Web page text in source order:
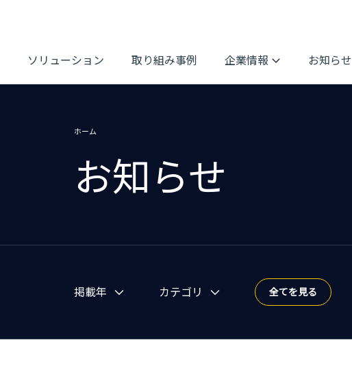
ソリューション 取り組み事例 企業情報 お知らせ
ホーム
お知らせ
掲載年 カテゴリ 全てを見る